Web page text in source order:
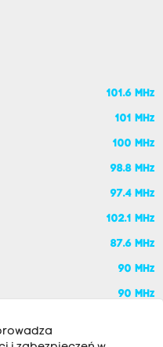
101.6 MHz
101 MHz
100 MHz
98.8 MHz
97.4 MHz
102.1 MHz
87.6 MHz
90 MHz
90 MHz